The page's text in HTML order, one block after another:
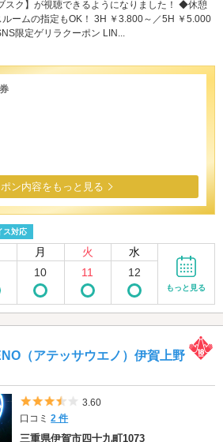
ク】が視聴できるようになりました！ ◆休憩
ームの指定もOK！ 3H ￥3.800～／5H ￥5.000
限定ゲリラクーポン LIN...
ン内容をもっと見る
ス対応
月 火 水
10 11 12
もっと見る
（アテッサウエノ）伊賀上野
5つ星のうち3.5
3.60
口コミ2 件
三重県伊賀市四十九町1073